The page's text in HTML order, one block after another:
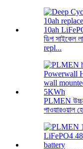
ডিপ সাইকেল
repl...
PLMEN উচ্চ
পাওয়ারওয়াল